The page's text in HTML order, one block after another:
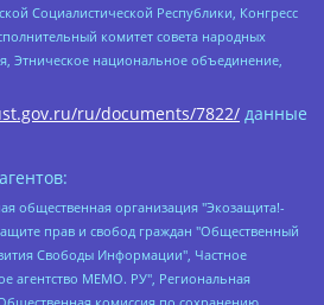
Социалистической Республики, Конгресс
комитет совета народных
Этническое национальное объединение,
ru/documents/7822/ данные
имени интернет-издания "The Insider SIA", https://theins.ru, Постернак Алексей Евгеньевич, Рубин Михаил Аркадьевич, Анин Роман Александрович, Юридическое лицо Istories fonds, зарегистрированное в Латвийской Республике (регистрационный номер 50008295751, дата регистрации 24.02.2020), Великовский Дмитрий Александрович, Долинина Ирина Николаевна, Мароховская Алеся Алексеевна, Шлейнов Роман Юрьевич, Шмагун Олеся Валентиновна, Общество с ограниченной ответственностью "Альтаир 2021", Общество с ограниченной ответственностью "Вега 2021", Общество с ограниченной ответственностью "Главный редактор 2021", Общество с ограниченной ответственностью "Ромашки монолит", Важенков Артем Валерьевич, Ивановская областная общественная организация "Центр гендерных исследований", Гурман Юрий Альбертович, Медиапроект "ОВД-Инфо", Егоров Владимир Владимирович, Жилинский Владимир Александрович, Общество с ограниченной ответственностью "ЗП", Иванова София Юрьевна, Карезина Инна Павловна, Кильтау Екатерина Викторовна, Петров Алексей Викторович, Пискунов Сергей Евгеньевич, Смирнов Сергей Сергеевич, Тихонов Михаил Сергеевич, Общество с ограниченной ответственностью "ЖУРНАЛИСТ-ИНОСТРАННЫЙ АГЕНТ", Арапова Галина Юрьевна, Вольтская Татьяна Анатольевна, Американская компания "Mason G.E.S. Anonymous Foundation" (США), являющаяся владельцем интернет-издания https://mnews.world/, Компания "Stichting Bellingcat", зарегистрированная в Нидерландах (дата регистрации 11.07.2018), Захаров Андрей Вячеславович, Клепиковская Екатерина Дмитриевна, Общество с ограниченной ответственностью "МЕМО", Перл Роман Александрович, Симонов Евгений Алексеевич, Соловьева Елена Анатольевна, Сотников Даниил Владимирович, Сурначева Елизавета Дмитриевна, Автономная некоммерческая организация по защите прав человека и информированию населения "Якутия – Наше Мнение", Общество с ограниченной ответственностью "Москоу диджитал медиа", с 26.01.2023 Общество с ограниченной ответственностью "Чайка Белые сады", Ветошкина Валерия Валерьевна, Заговора Максим Александрович, Межрегиональное общественное движение "Российская ЛГБТ - сеть", Оленичев Максим Владимирович, Павлов Иван Юрьевич, Скворцова Елена Сергеевна, Общество с ограниченной ответственностью "Как бы инагент", Кочетков Игорь Викторович, Общество с ограниченной ответственностью "Честные выборы", Еланчик Олег Александрович, Общество с ограниченной ответственностью "Нобелевский призыв", Гималова Регина Эмилевна, Григорьев Андрей Валерьевич, Григорьева Алина Александровна, Ассоциация по содействию защите прав призывников, альтернативнослужащих и военнослужащих "Правозащитная группа "Гражданин.Армия.Право", Хисамова Регина Фаритовна, Автономная некоммерческая организация по реализации социально-правовых программ "Лилит", Дальневосточное общественное движение "Маяк", Санкт-Петербургская ЛГБТ-инициативная группа "Выход", Инициативная группа ЛГБТ+ "Реверс", Алексеев Андрей Викторович, Бекбулатова Таисия Львовна, Беляев Иван Михайлович, Владыкина Елена Сергеевна, Гельман Марат Александрович, Никульшина Вероника Юрьевна, Толоконникова Надежда Андреевна, Шендерович Виктор Анатольевич, Общество с ограниченной ответственностью "Данное сообщение", Общество с ограниченной ответственностью Издательский дом "Новая глава", Айнбиндер Александра Александровна, Московский комьюнити-центр для ЛГБТ+инициатив, Благотворительный фонд развития филантропии, Deutsche Welle (Германия, Kurt-Schumacher-Strasse 3, 53113 Bonn), Борзунова Мария Михайловна, Воробьев Виктор Викторович, Голубева Анна Львовна, Константинова Алла Михайловна, Малкова Ирина Владимировна, Мурадов Мурад Абдулгалимович, Осетинская Елизавета Николаевна, Понасенков Евгений Николаевич, Ганапольский Матвей Юрьевич, Киселев Евгений Алексеевич, Борухович Ирина Григорьевна, Дремин Иван Тимофеевич, Дубровский Дмитрий Викторович, Красноярская региональная общественная организация поддержки и развития альтернативных образовательных технологий и межкультурных коммуникаций "ИНТЕРРА", Маяковская Екатерина Алексеевна, Фейгин Марк Захарович, Филимонов Андрей Викторович, Дзугкоева Регина Николаевна, Доброхотов Роман Александрович, Дудь Юрий Александрович, Елкин Сергей Владимирович, Кругликов Кирилл Игоревич, Сабунаева Мария Леонидовна, Семенов Алексей Владимирович, Шаинян Карен Багратович, Шульман Екатерина Михайловна, Асафьев Артур Валерьевич, Вахштайн Виктор Семенович, Венедиктов Алексей Алексеевич, Лушникова Екатерина Евгеньевна, Волков Леонид Михайлович, Невзоров Александр Глебович, Пархоменко Сергей Борисович, Сироткин Ярослав Николаевич, Кара-Мурза Владимир Владимирович, Баранова Наталья Владимировна, Гозман Леонид Яковлевич, Кагарлицкий Борис Юльевич, Климарев Михаил Валерьевич, Милов Владимир Станиславович, Автономная некоммерческая организация Краснодарский центр современного искусства "Типография", Моргенштерн Алишер Тагирович, Соболь Любовь Эдуардовна, Общество с ограниченной ответственностью "ЛИЗА НОРМ", Каспаров Гарри Кимович, Ходорковский Михаил Борисович, Общество с ограниченной ответственностью "Апрельские тезисы", Данилович Ирина Брониславовна, Кашин Олег Владимирович, Петров Николай Владимирович, Пивоваров Алексей Владимирович, Соколов Михаил Владимирович, Цветкова Юлия Владимировна, Чичваркин Евгений Александрович, Комитет против пыток/Команда против пыток, Общество с ограниченной ответственностью "Первый научный", Общество с ограниченной ответственностью "Вертолет и ко", Белоцерковская Вероника Борисовна, Кац Максим Евгеньевич, Лазарева Татьяна Юрьевна, Шаведдинов Руслан Табризович, Яшин Илья Валерьевич, Общество с ограниченной ответственностью "Иноагент ААВ", Алешковский Дмитрий Петрович, Альбац Евгения Марковна, Быков Дмитрий Львович, Галямина Юлия Евгеньевна, Лойко Сергей Леонидович, Мартынов Кирилл Константинович, Медведев Сергей Александрович, Крашенинников Федор Геннадиевич, Гордеева Катерина Вл